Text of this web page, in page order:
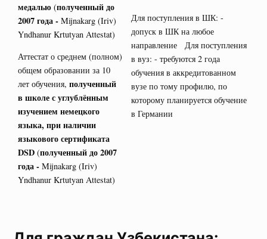
медалью (полученный до
2007 года - Mijnakarg (Iriv)
Yndhanur Krtutyan Attestat)
Для поступления в ШК: -
допуск в ШК на любое
направление Для поступления
в вуз: - требуются 2 года
обучения в аккредитованном
вузе по тому профилю, по
которому планируется обучение
в Германии
Аттестат о среднем (полном)
общем образовании за 10
лет обучения, полученный
в школе с углублённым
изучением немецкого
языка, при наличии
языкового сертификата
DSD(полученный до 2007
года - Mijnakarg (Iriv)
Yndhanur Krtutyan Attestat)